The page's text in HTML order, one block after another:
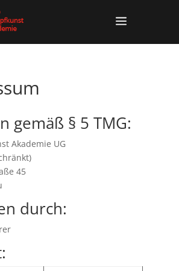
gemäß § 5 TMG:
Akademie UG
45
durch: